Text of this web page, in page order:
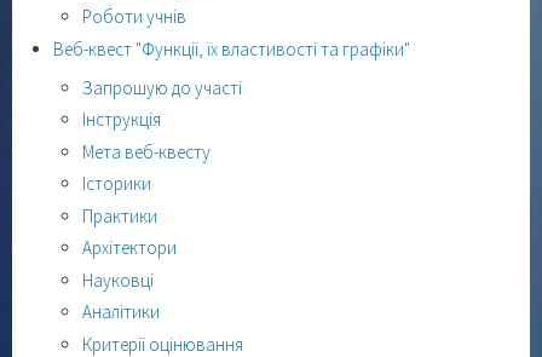
Роботи учнів
Веб-квест "Функції, їх властивості та графіки"
Запрошую до участі
Інструкція
Мета веб-квесту
Історики
Практики
Архітектори
Науковці
Аналітики
Критерії оцінювання